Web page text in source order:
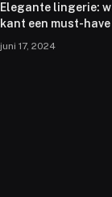
Elegante lingerie:
kant een must-have
juni 17, 2024